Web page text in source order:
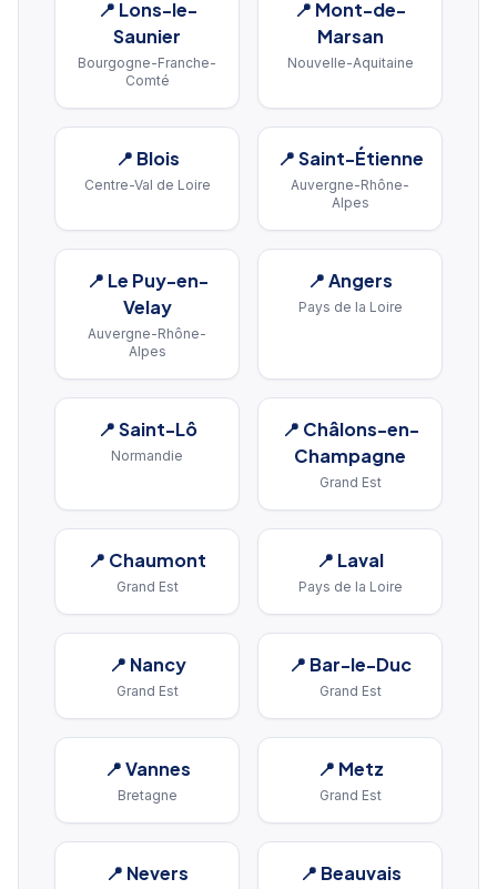
📍 Lons-le-
Saunier
Bourgogne-Franche-
Comté
📍 Mont-de-
Marsan
Nouvelle-Aquitaine
📍 Blois
Centre-Val de Loire
📍Saint-Étienne
Auvergne-Rhône-
Alpes
📍 Le Puy-en-
Velay
Auvergne-Rhône-
Alpes
📍Angers
Pays de la Loire
📍Saint-Lô
Normandie
📍 Châlons-en-
Champagne
Grand Est
📍 Chaumont
Grand Est
📍 Laval
Pays de la Loire
📍 Nancy
Grand Est
📍 Bar-le-Duc
Grand Est
📍Vannes
Bretagne
📍 Metz
Grand Est
📍 Nevers 📍 Beauvais